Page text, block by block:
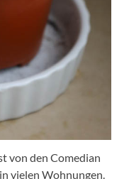
von den Comedian
vielen Wohnungen.